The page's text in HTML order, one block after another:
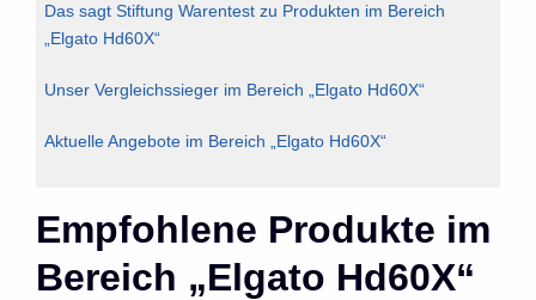
Das sagt Stiftung Warentest zu Produkten im Bereich
„Elgato Hd60X“
Unser Vergleichssieger im Bereich „Elgato Hd60X“
Aktuelle Angebote im Bereich „Elgato Hd60X“
Empfohlene Produkte im
Bereich „Elgato Hd60X“